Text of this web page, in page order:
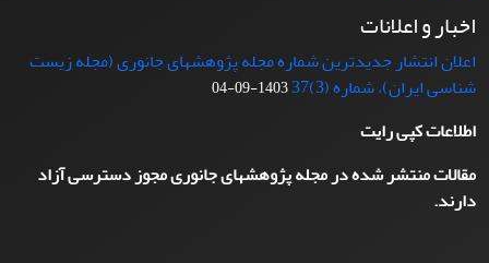
اخبار و اعلانات
اعلان انتشار جدیدترین شماره مجله پژوهشهای جانوری (مجله زیست
شناسی ایران)، شماره (3)37
1403-09-04
اطلاعات کپی رایت
مقالات منتشر شده در مجله پژوهشهای جانوری مجوز دسترسی آزاد
دارند.